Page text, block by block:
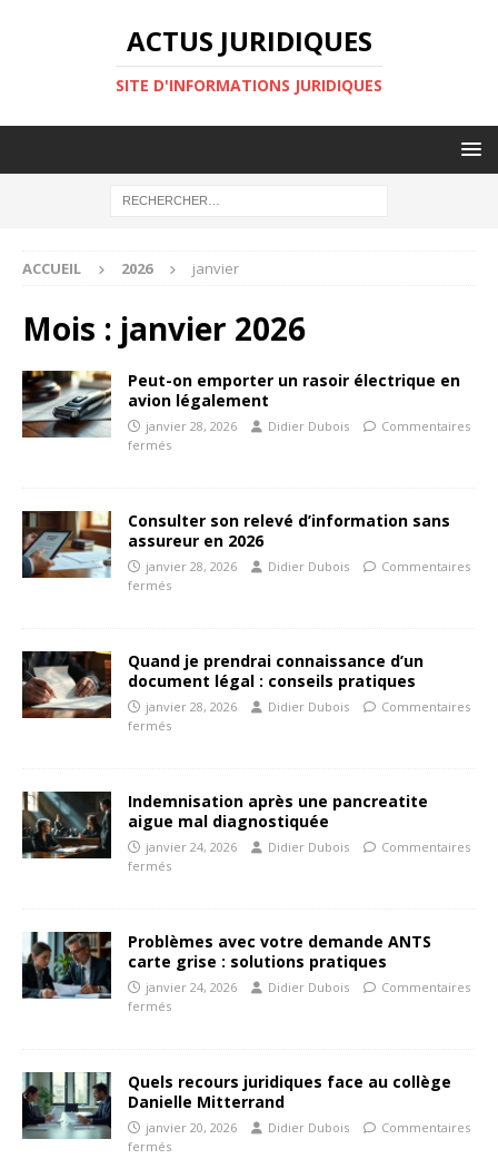
ACTUS JURIDIQUES
SITE D'INFORMATIONS JURIDIQUES
ACCUEIL 2026 janvier
Mois : janvier 2026
Peut-on emporter un rasoir électrique en
avion légalement
janvier 28, 2026 Didier Dubois
Commentaires
fermés
Consulter son relevé d’information sans
assureur en 2026
janvier 28, 2026 Didier Dubois
Commentaires
fermés
Quand je prendrai connaissance d’un
document légal : conseils pratiques
janvier 28, 2026 Didier Dubois
Commentaires
fermés
Indemnisation après une pancreatite
aigue mal diagnostiquée
janvier 24, 2026 Didier Dubois
Commentaires
fermés
Problèmes avec votre demande ANTS
carte grise : solutions pratiques
janvier 24, 2026 Didier Dubois
Commentaires
fermés
Quels recours juridiques face au collège
Danielle Mitterrand
janvier 20, 2026 Didier Dubois
Commentaires
fermés